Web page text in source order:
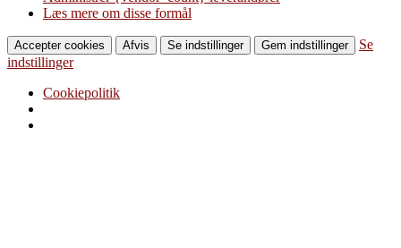
Læs mere om disse formål
Accepter cookies Afvis Se indstillinger Gem indstillinger
Se
indstillinger
Cookiepolitik